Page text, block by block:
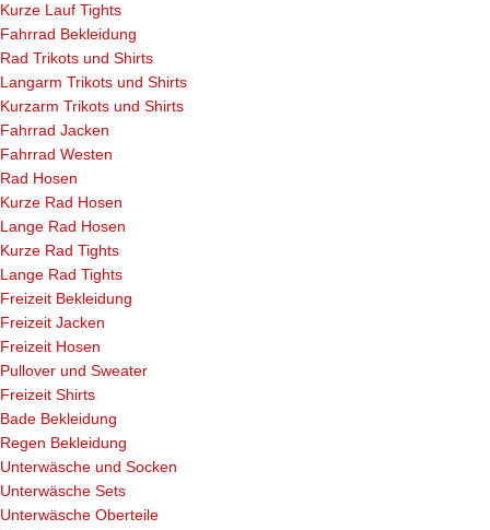
Kurze Lauf Tights
Fahrrad Bekleidung
Rad Trikots und Shirts
Langarm Trikots und Shirts
Kurzarm Trikots und Shirts
Fahrrad Jacken
Fahrrad Westen
Rad Hosen
Kurze Rad Hosen
Lange Rad Hosen
Kurze Rad Tights
Lange Rad Tights
Freizeit Bekleidung
Freizeit Jacken
Freizeit Hosen
Pullover und Sweater
Freizeit Shirts
Bade Bekleidung
Regen Bekleidung
Unterwäsche und Socken
Unterwäsche Sets
Unterwäsche Oberteile